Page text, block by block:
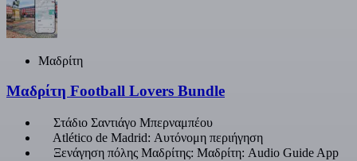
Μαδρίτη
Μαδρίτη Football Lovers Bundle
Στάδιο Σαντιάγο Μπερναμπέου
Atlético de Madrid: Αυτόνομη περιήγηση
Ξενάγηση πόλης Μαδρίτης: Μαδρίτη: Audio Guide App